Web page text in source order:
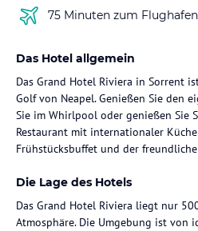
75 Minuten zum Flughafen
Das Hotel allgemein
Das Grand Hotel Riviera in Sorrent
Golf von Neapel. Genießen Sie den
Sie im Whirlpool oder genießen Sie
Restaurant mit internationaler
Frühstücksbuffet und der
Die Lage des Hotels
Das Grand Hotel Riviera liegt nur
Atmosphäre. Die Umgebung ist von